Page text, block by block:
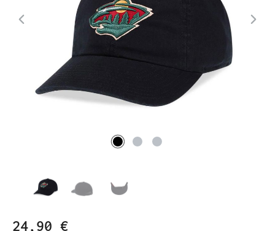
24,90 €